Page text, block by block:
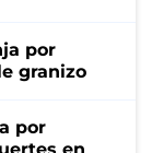
por
granizo
por